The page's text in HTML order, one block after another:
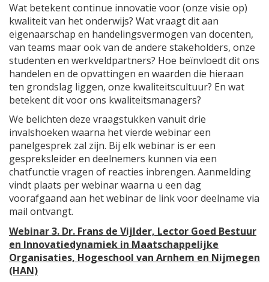
Wat betekent continue innovatie voor (onze visie op)
kwaliteit van het onderwijs? Wat vraagt dit aan
eigenaarschap en handelingsvermogen van docenten,
van teams maar ook van de andere stakeholders, onze
studenten en werkveldpartners? Hoe beïnvloedt dit ons
handelen en de opvattingen en waarden die hieraan
ten grondslag liggen, onze kwaliteitscultuur? En wat
betekent dit voor ons kwaliteitsmanagers?
We belichten deze vraagstukken vanuit drie
invalshoeken waarna het vierde webinar een
panelgesprek zal zijn. Bij elk webinar is er een
gespreksleider en deelnemers kunnen via een
chatfunctie vragen of reacties inbrengen. Aanmelding
vindt plaats per webinar waarna u een dag
voorafgaand aan het webinar de link voor deelname via
mail ontvangt.
Webinar 3. Dr. Frans de Vijlder, Lector Goed Bestuur
en Innovatiedynamiek in Maatschappelijke
Organisaties, Hogeschool van Arnhem en Nijmegen
(HAN)